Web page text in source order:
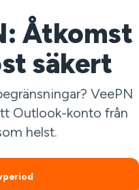
Åtkomst
säkert
VeePN
Outlook-konto från
helst.